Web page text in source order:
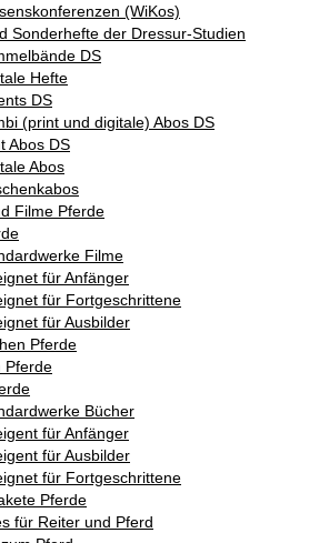
(WiKos)
Sonderhefte der Dressur-Studien
DS
Hefte
DS
(print und digitale) Abos DS
Abos DS
Abos
Filme Pferde
Filme
für Anfänger
für Fortgeschrittene
für Ausbilder
Pferde
Pferde
Bücher
für Anfänger
für Ausbilder
für Fortgeschrittene
Pferde
für Reiter und Pferd